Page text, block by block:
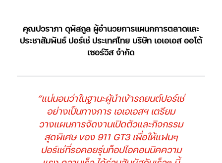
คุณปวราภา ดุพัสกูล ผู้อำนวยการแผนกการตลาดและ
ประชาสัมพันธ์ ปอร์เช่ ประเทศไทย บริษัท เอเอเอส ออโต้
เซอร์วิส จำกัด
“แน่นอนว่าในฐานะผู้นำเข้ารถยนต์ปอร์เช่
อย่างเป็นทางการ เอเอเอสฯ เตรียม
วางแผนการจัดงานเปิดตัวและกิจกรรม
สุดพิเศษ ของ 911 GT3 เพื่อให้แฟนๆ
ปอร์เช่ที่รอคอยรุ่นท็อปไอคอนนิคความ